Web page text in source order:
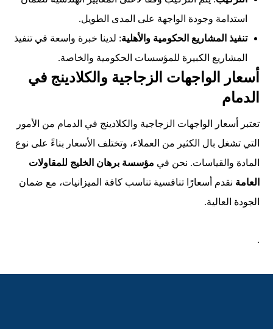
استدامة وجودة الواجهة على المدى الطويل.
تنفيذ المشاريع الحكومية والأهلية: لدينا خبرة واسعة في تنفيذ
المشاريع الكبيرة للمؤسسات الحكومية والخاصة.
أسعار الواجهات الزجاجية والكلادينج في
الدمام
تعتبر أسعار الواجهات الزجاجية والكلادينج في الدمام من الأمور
التي تشغل بال الكثير من العملاء، وتختلف الأسعار بناءً على نوع
المادة والقياسات. نحن في مؤسسة برهان الخليج للمقاولات
العامة نقدم أسعارًا تنافسية تناسب كافة الميزانيات، مع ضمان
الجودة العالية.
.